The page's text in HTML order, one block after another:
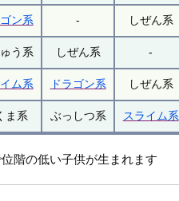
ン系 - しぜん系
う系 しぜん系 -
ム系 ドラゴン系 しぜん系
ま系 ぶっしつ系 スライム系
階の低い子供が生まれます